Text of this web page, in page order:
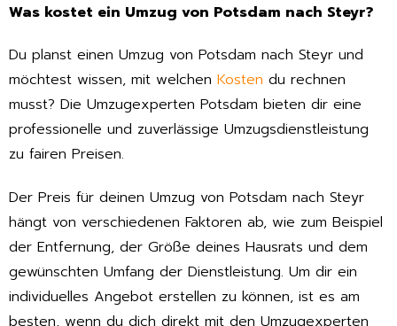
Was kostet ein Umzug von Potsdam nach Steyr?
Du planst einen Umzug von Potsdam nach Steyr und
möchtest wissen, mit welchen Kosten du rechnen
musst? Die Umzugexperten Potsdam bieten dir eine
professionelle und zuverlässige Umzugsdienstleistung
zu fairen Preisen.
Der Preis für deinen Umzug von Potsdam nach Steyr
hängt von verschiedenen Faktoren ab, wie zum Beispiel
der Entfernung, der Größe deines Hausrats und dem
gewünschten Umfang der Dienstleistung. Um dir ein
individuelles Angebot erstellen zu können, ist es am